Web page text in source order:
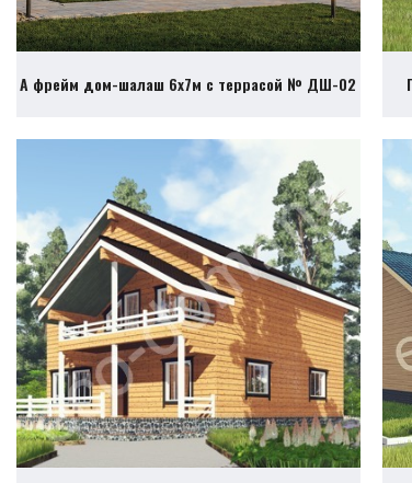
А фрейм дом-шалаш 6х7м с террасой № ДШ-02